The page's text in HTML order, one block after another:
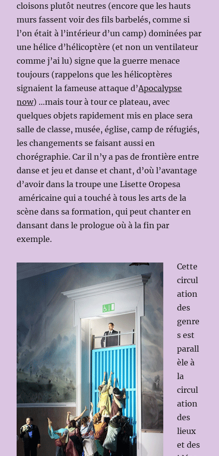
cloisons plutôt neutres (encore que les hauts
murs fassent voir des fils barbelés, comme si
l’on était à l’intérieur d’un camp) dominées par
une hélice d’hélicoptère (et non un ventilateur
comme j’ai lu) signe que la guerre menace
toujours (rappelons que les hélicoptères
signaient la fameuse attaque d’Apocalypse
now) …mais tour à tour ce plateau, avec
quelques objets rapidement mis en place sera
salle de classe, musée, église, camp de réfugiés,
les changements se faisant aussi en
chorégraphie. Car il n’y a pas de frontière entre
danse et jeu et danse et chant, d’où l’avantage
d’avoir dans la troupe une Lisette Oropesa
américaine qui a touché à tous les arts de la
scène dans sa formation, qui peut chanter en
dansant dans le prologue où à la fin par
exemple.
Cette
circul
ation
des
genre
s est
parall
èle à
la
circul
ation
des
lieux
et des